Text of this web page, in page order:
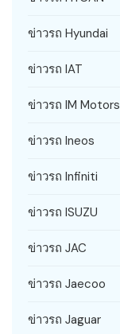
ข่าวรถ Hyundai
ข่าวรถ IAT
ข่าวรถ IM Motors
ข่าวรถ Ineos
ข่าวรถ Infiniti
ข่าวรถ ISUZU
ข่าวรถ JAC
ข่าวรถ Jaecoo
ข่าวรถ Jaguar